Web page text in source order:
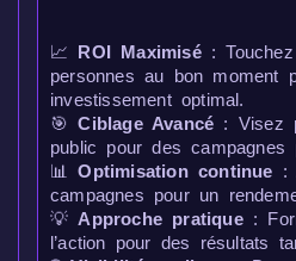
📈 ROI Maximisé: Touchez
personnes au bon moment
investissement optimal.
🎯Ciblage Avancé : Visez
public pour des campagnes
📊Optimisation continue :
campagnes pour un
💡 Approche pratique:
l’action pour des résultats